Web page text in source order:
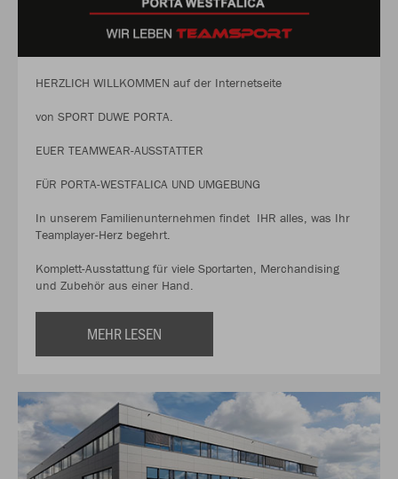
HERZLICH WILLKOMMEN auf der Internetseite
von SPORT DUWE PORTA.
EUER TEAMWEAR-AUSSTATTER
FÜR PORTA-WESTFALICA UND UMGEBUNG
In unserem Familienunternehmen findet IHR alles, was Ihr
Teamplayer-Herz begehrt.
Komplett-Ausstattung für viele Sportarten, Merchandising
und Zubehör aus einer Hand.
MEHR LESEN